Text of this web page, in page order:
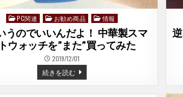
Posted
in
PC関連 お勧め商品 情報
うのでいいんだよ！ 中華製スマ
ウォッチを”また”買ってみた
2019/12/01
続きを読むこ
う
い
う